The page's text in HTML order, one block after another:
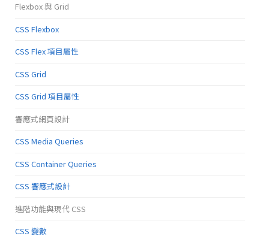
Flexbox 與 Grid
CSS Flexbox
CSS Flex 項目屬性
CSS Grid
CSS Grid 項目屬性
響應式網頁設計
CSS Media Queries
CSS Container Queries
CSS 響應式設計
進階功能與現代 CSS
CSS 變數